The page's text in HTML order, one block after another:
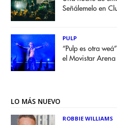
Señálemelo en
PULP
“Pulp es otra
el Movistar Arena
LO MÁS NUEVO
ROBBIE WILLIAMS